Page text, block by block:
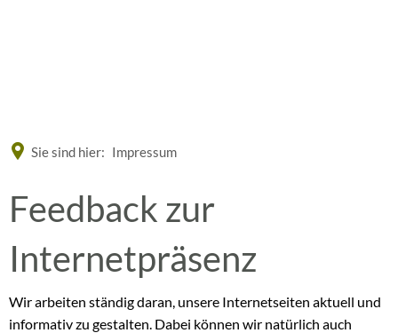
Sie sind hier: Impressum
Feedback
zur
Internetseite
Feedback zur
Internetpräsenz
Wir arbeiten ständig daran, unsere Internetseiten aktuell und
informativ zu gestalten. Dabei können wir natürlich auch